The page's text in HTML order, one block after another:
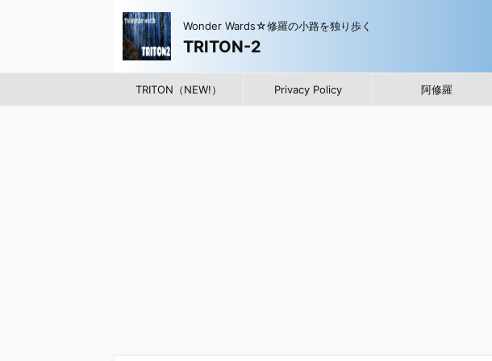
Wonder Wards☆修羅の小路を独り歩く
TRITON-2
TRITON（NEW!） Privacy Policy 阿修羅